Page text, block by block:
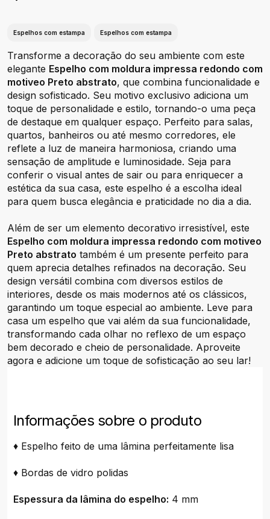
Espelhos com estampa Espelhos com estampa
Transforme a decoração do seu ambiente com este
elegante Espelho com moldura impressa redondo com
motiveo Preto abstrato, que combina funcionalidade e
design sofisticado. Seu motivo exclusivo adiciona um
toque de personalidade e estilo, tornando-o uma peça
de destaque em qualquer espaço. Perfeito para salas,
quartos, banheiros ou até mesmo corredores, ele
reflete a luz de maneira harmoniosa, criando uma
sensação de amplitude e luminosidade. Seja para
conferir o visual antes de sair ou para enriquecer a
estética da sua casa, este espelho é a escolha ideal
para quem busca elegância e praticidade no dia a dia.
Além de ser um elemento decorativo irresistível, este
Espelho com moldura impressa redondo com motiveo
Preto abstrato também é um presente perfeito para
quem aprecia detalhes refinados na decoração. Seu
design versátil combina com diversos estilos de
interiores, desde os mais modernos até os clássicos,
garantindo um toque especial ao ambiente. Leve para
casa um espelho que vai além da sua funcionalidade,
transformando cada olhar no reflexo de um espaço
bem decorado e cheio de personalidade. Aproveite
agora e adicione um toque de sofisticação ao seu lar!
Informações sobre o produto
♦ Espelho feito de uma lâmina perfeitamente lisa
♦ Bordas de vidro polidas
Espessura da lâmina do espelho: 4 mm